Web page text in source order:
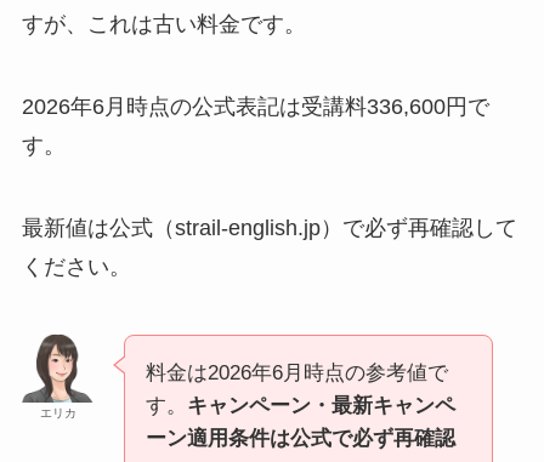
すが、これは古い料金です。
2026年6月時点の公式表記は受講料336,600円で
す。
最新値は公式（strail-english.jp）で必ず再確認して
ください。
エリカ
料金は2026年6月時点の参考値で
す。 キャンペーン・最新キャンペ
ーン適用条件は公式で必ず再確認